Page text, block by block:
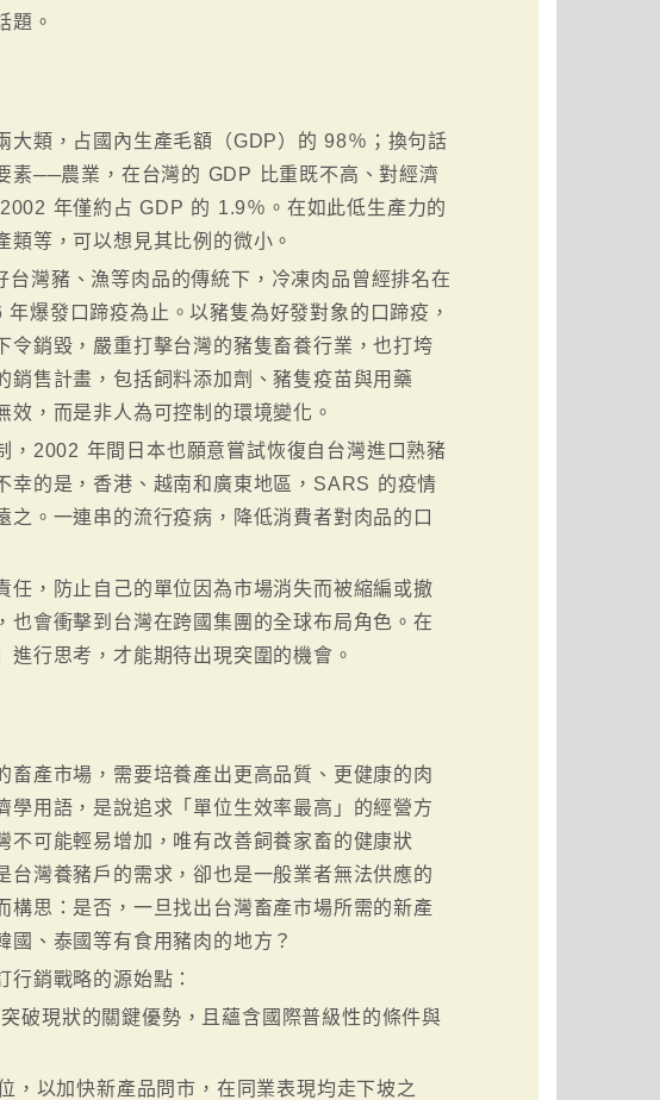
題。
大類，占國內生產毛額（GDP）的 98％；換句話
素──農業，在台灣的 GDP 比重既不高、對經濟
年僅約占 GDP 的 1.9％。在如此低生產力的
類等，可以想見其比例的微小。
灣豬、漁等肉品的傳統下，冷凍肉品曾經排名在
爆發口蹄疫為止。以豬隻為好發對象的口蹄疫，
令銷毀，嚴重打擊台灣的豬隻畜養行業，也打垮
售計畫，包括飼料添加劑、豬隻疫苗與用藥
，而是非人為可控制的環境變化。
，2002 年間日本也願意嘗試恢復自台灣進口熟豬
幸的是，香港、越南和廣東地區，SARS 的疫情
。一連串的流行疫病，降低消費者對肉品的口
任，防止自己的單位因為市場消失而被縮編或撤
也會衝擊到台灣在跨國集團的全球布局角色。在
行思考，才能期待出現突圍的機會。
產市場，需要培養產出更高品質、更健康的肉
用語，是說追求「單位生效率最高」的經營方
不可能輕易增加，唯有改善飼養家畜的健康狀
灣養豬戶的需求，卻也是一般業者無法供應的
思：是否，一旦找出台灣畜產市場所需的新產
國、泰國等有食用豬肉的地方？
行銷戰略的源始點：
破現狀的關鍵優勢，且蘊含國際普級性的條件與
以加快新產品問市，在同業表現均走下坡之